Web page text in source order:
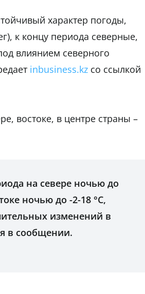
характер погоды,
к концу периода северные,
влиянием северного
inbusiness.kz со ссылкой
востоке, в центре страны –
на севере ночью до
ночью до -2-18 °С,
изменений в
в сообщении.